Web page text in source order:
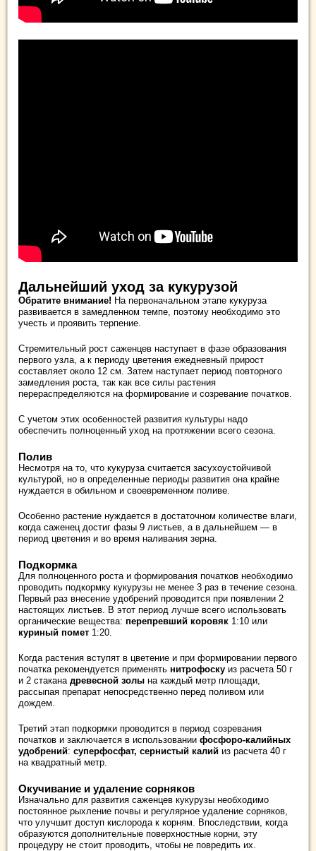
Дальнейший уход за кукурузой
Обратите внимание! На первоначальном этапе кукуруза
развивается в замедленном темпе, поэтому необходимо это
учесть и проявить терпение.
Стремительный рост саженцев наступает в фазе образования
первого узла, а к периоду цветения ежедневный прирост
составляет около 12 см. Затем наступает период повторного
замедления роста, так как все силы растения
перераспределяются на формирование и созревание початков.
С учетом этих особенностей развития культуры надо
обеспечить полноценный уход на протяжении всего сезона.
Полив
Несмотря на то, что кукуруза считается засухоустойчивой
культурой, но в определенные периоды развития она крайне
нуждается в обильном и своевременном поливе.
Особенно растение нуждается в достаточном количестве влаги,
когда саженец достиг фазы 9 листьев, а в дальнейшем — в
период цветения и во время наливания зерна.
Подкормка
Для полноценного роста и формирования початков необходимо
проводить подкормку кукурузы не менее 3 раз в течение сезона.
Первый раз внесение удобрений проводится при появлении 2
настоящих листьев. В этот период лучше всего использовать
органические вещества: перепревший коровяк 1:10 или
куриный помет 1:20.
Когда растения вступят в цветение и при формировании первого
початка рекомендуется применять нитрофоску из расчета 50 г
и 2 стакана древесной золы на каждый метр площади,
рассыпая препарат непосредственно перед поливом или
дождем.
Третий этап подкормки проводится в период созревания
початков и заключается в использовании фосфоро-калийных
удобрений: суперфосфат, сернистый калий из расчета 40 г
на квадратный метр.
Окучивание и удаление сорняков
Изначально для развития саженцев кукурузы необходимо
постоянное рыхление почвы и регулярное удаление сорняков,
что улучшит доступ кислорода к корням. Впоследствии, когда
образуются дополнительные поверхностные корни, эту
процедуру не стоит проводить, чтобы не повредить их.